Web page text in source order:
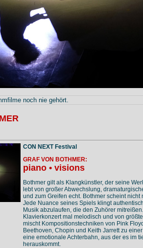
noch nie gehört.
CON NEXT Festival
GRAF VON BOTHMER:
piano • visions
Bothmer gilt als Klangkünstler, der seine
lebt von großer Abwechslung,
und zum Greifen echt. Bothmer scheint
Jede Nuance seines Spiels klingt
Musik abzulaufen, die den Zuhörer
Klavierkonzert mal melodisch und von
mischt Kompositionstechniken von Pink
Beethoven, Chopin und Keith Jarrett zu
eine emotionale Achterbahn, aus der es im
herauskommt.